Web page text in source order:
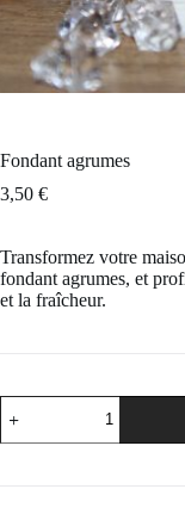
Fondant agrumes
3,50 €
Transformez votre
fondant agrumes, et
et la fraîcheur.
quantité
de
Fondant